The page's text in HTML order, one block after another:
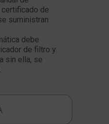
de
suministran
debe
de filtro y
sin ella, se